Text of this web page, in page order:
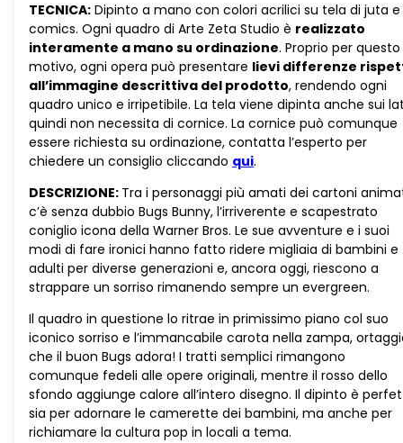
TECNICA: Dipinto a mano con colori acrilici su tela di juta e
comics. Ogni quadro di Arte Zeta Studio è realizzato
interamente a mano su ordinazione. Proprio per questo
motivo, ogni opera può presentare lievi differenze
all’immagine descrittiva del prodotto, rendendo ogni
quadro unico e irripetibile. La tela viene dipinta anche sui
quindi non necessita di cornice. La cornice può comunque
essere richiesta su ordinazione, contatta l’esperto per
chiedere un consiglio cliccando qui.
DESCRIZIONE: Tra i personaggi più amati dei cartoni
c’è senza dubbio Bugs Bunny, l’irriverente e scapestrato
coniglio icona della Warner Bros. Le sue avventure e i suoi
modi di fare ironici hanno fatto ridere migliaia di bambini e
adulti per diverse generazioni e, ancora oggi, riescono a
strappare un sorriso rimanendo sempre un evergreen.
Il quadro in questione lo ritrae in primissimo piano col suo
iconico sorriso e l’immancabile carota nella zampa,
che il buon Bugs adora! I tratti semplici rimangono
comunque fedeli alle opere originali, mentre il rosso dello
sfondo aggiunge calore all’intero disegno. Il dipinto è
sia per adornare le camerette dei bambini, ma anche per
richiamare la cultura pop in locali a tema.